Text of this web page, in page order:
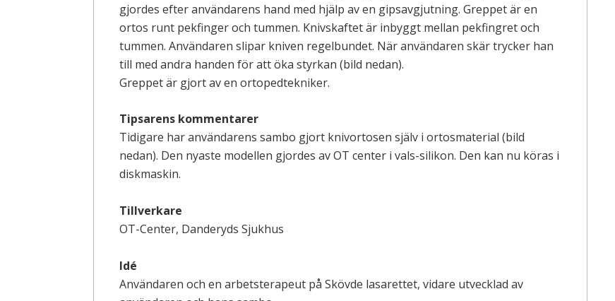
gjordes efter användarens hand med hjälp av en gipsavgjutning. Greppet är en
ortos runt pekfinger och tummen. Knivskaftet är inbyggt mellan pekfingret och
tummen. Användaren slipar kniven regelbundet. När användaren skär trycker han
till med andra handen för att öka styrkan (bild nedan).
Greppet är gjort av en ortopedtekniker.
Tipsarens kommentarer
Tidigare har användarens sambo gjort knivortosen själv i ortosmaterial (bild
nedan). Den nyaste modellen gjordes av OT center i vals-silikon. Den kan nu köras i
diskmaskin.
Tillverkare
OT-Center, Danderyds Sjukhus
Idé
Användaren och en arbetsterapeut på Skövde lasarettet, vidare utvecklad av